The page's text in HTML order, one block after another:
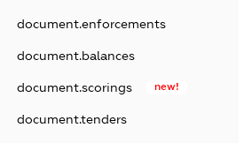
document.enforcements
document.balances
document.scorings new!
document.tenders